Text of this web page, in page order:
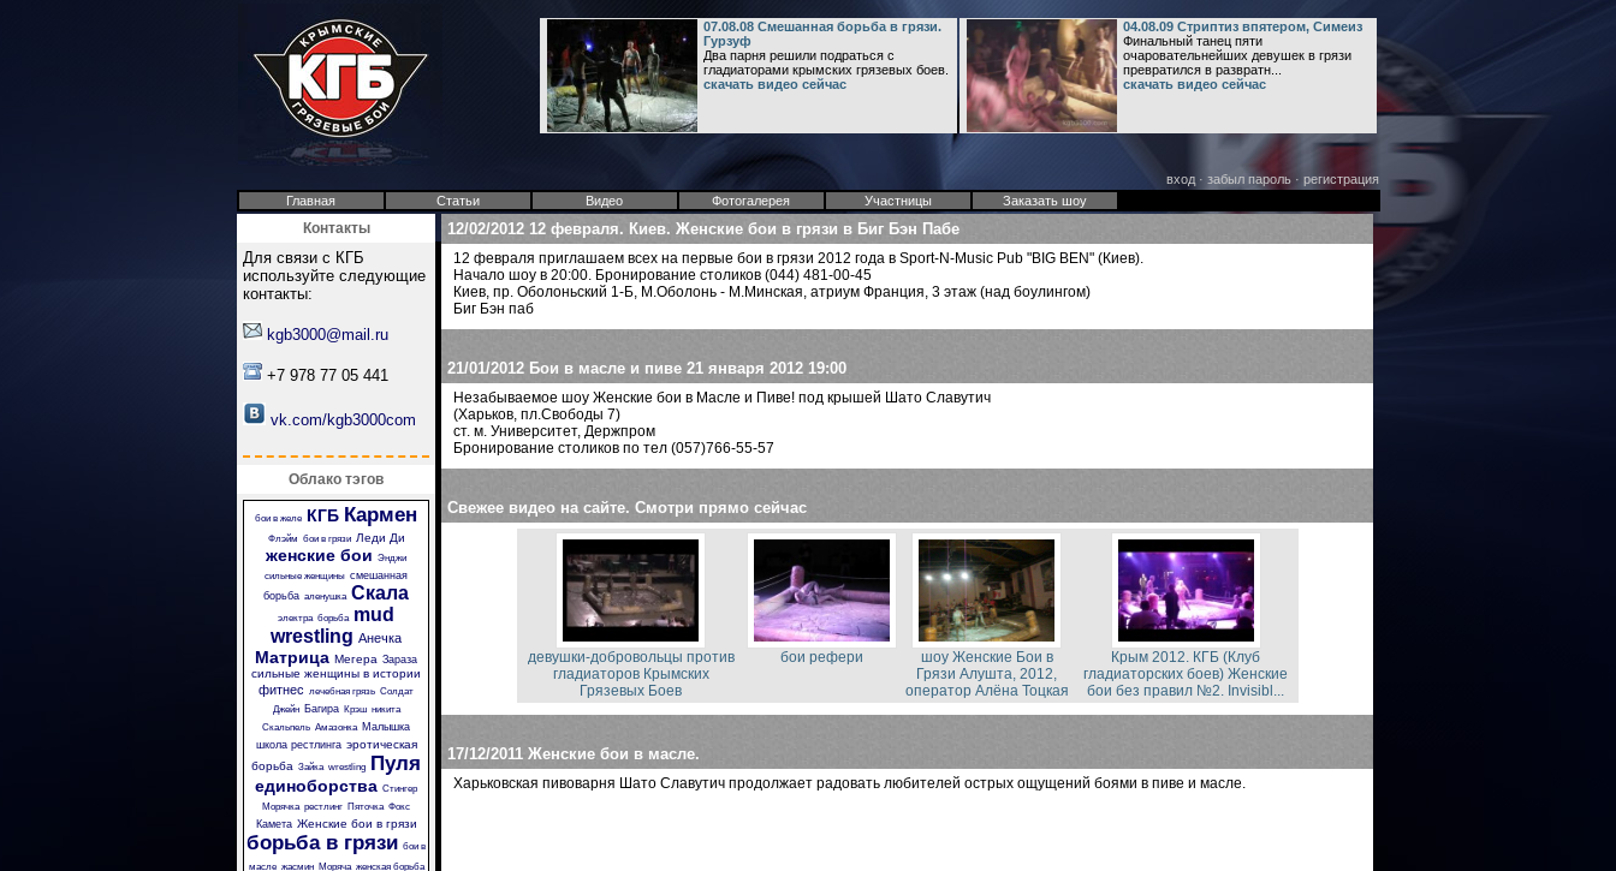
07.08.08 Смешанная борьба в грязи.
Гурзуф
Два парня решили подраться с
гладиаторами крымских грязевых боев.
скачать видео сейчас
04.08.09 Стриптиз впятером, Симеиз
Финальный танец пяти
очаровательнейших девушек в грязи
превратился в развратн...
скачать видео сейчас
вход· забыл пароль· регистрация
Главная
Статьи Видео Фотогалерея Участницы Заказать шоу
Контакты
Для связи с КГБ
используйте следующие
контакты:
kgb3000@mail.ru
+7 978 77 05 441
vk.com/kgb3000com
Облако тэгов
бои в желе КГБ Кармен
Флэйм бои в грязи Леди Ди
женские бои Энджи
сильные женщины смешанная
борьба аленушка Скала
электра борьба mud
wrestling Анечка
Матрица Мегера Зараза
сильные женщины в истории
фитнес лечебная грязь Солдат
Джейн
Багира Крэш никита
Скальпель Амазонка Малышка
школа рестлинга эротическая
борьба Зайка wrestling Пуля
единоборства Стингер
Морячка рестлинг Пяточка Фокс
Камета Женские бои в грязи
борьба в грязи бои в
масле жасмин Моряча женская борьба
12/02/2012 12 февраля. Киев. Женские бои в грязи в Биг Бэн Пабе
12 февраля приглашаем всех на первые бои в грязи 2012 года в Sport-N-Music Pub "BIG BEN" (Киев).
Начало шоу в 20:00. Бронирование столиков (044) 481-00-45
Киев, пр. Оболоньский 1-Б, М.Оболонь - М.Минская, атриум Франция, 3 этаж (над боулингом)
Биг Бэн паб
21/01/2012 Бои в масле и пиве 21 января 2012 19:00
Незабываемое шоу Женские бои в Масле и Пиве! под крышей Шато Славутич
(Харьков, пл.Свободы 7)
ст. м. Университет, Держпром
Бронирование столиков по тел (057)766-55-57
Свежее видео на сайте. Смотри прямо сейчас
девушки-добровольцы против
гладиаторов Крымских
Грязевых Боев
бои рефери
шоу Женские Бои в
Грязи Алушта, 2012,
оператор Алёна Тоцкая
Крым 2012. КГБ (Клуб
гладиаторских боев) Женские
бои без правил №2. Invisibl...
17/12/2011 Женские бои в масле.
Харьковская пивоварня Шато Славутич продолжает радовать любителей острых ощущений боями в пиве и масле.